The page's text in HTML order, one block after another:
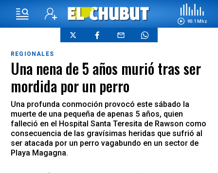
90.1 Mhz
REGIONALES
Una nena de 5 años murió tras ser
mordida por un perro
Una profunda conmoción provocó este sábado la
muerte de una pequeña de apenas 5 años, quien
falleció en el Hospital Santa Teresita de Rawson como
consecuencia de las gravísimas heridas que sufrió al
ser atacada por un perro vagabundo en un sector de
Playa Magagna.